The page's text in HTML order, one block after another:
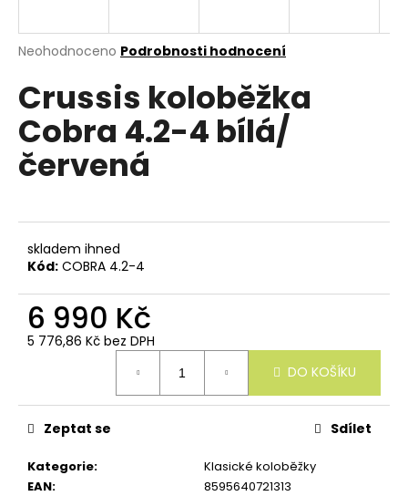
Průměrné
produktu
je
0,0
z
5
hvězdiček.
Neohodnoceno Podrobnosti hodnocení
Crussis koloběžka
Cobra 4.2-4 bílá/
červená
skladem ihned
Kód: COBRA 4.2-4
6 990 Kč
5 776,86 Kč bez DPH
DO KOŠÍKU
Kategorie:
Klasické koloběžky
EAN: 8595640721313
Zeptat se Sdílet
n
a
í
t
?
D
o
u